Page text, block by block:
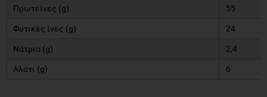
Πρωτεϊνες (g) 55
Φυτικές ίνες (g) 24
Νάτριο (g) 2,4
Αλάτι (g) 6